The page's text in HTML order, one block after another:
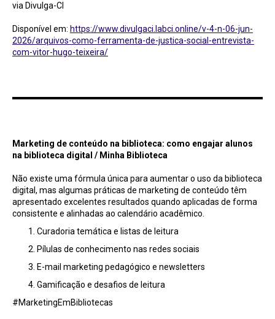
via Divulga-CI
Disponível em: https://www.divulgaci.labci.online/v-4-n-06-jun-
2026/arquivos-como-ferramenta-de-justica-social-entrevista-
com-vitor-hugo-teixeira/
Marketing de conteúdo na biblioteca: como engajar alunos
na biblioteca digital / Minha Biblioteca
Não existe uma fórmula única para aumentar o uso da biblioteca
digital, mas algumas práticas de marketing de conteúdo têm
apresentado excelentes resultados quando aplicadas de forma
consistente e alinhadas ao calendário acadêmico.
Curadoria temática e listas de leitura
Pílulas de conhecimento nas redes sociais
E-mail marketing pedagógico e newsletters
Gamificação e desafios de leitura
#MarketingEmBibliotecas